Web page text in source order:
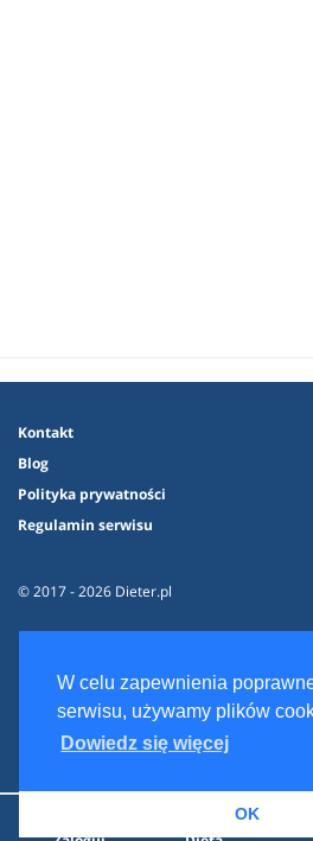
W celu zapewnienia
serwisu, używamy plików
Dowiedz się więcej
OK
Kontakt
Blog
Polityka prywatności
Regulamin serwisu
© 2017 - 2026 Dieter.pl